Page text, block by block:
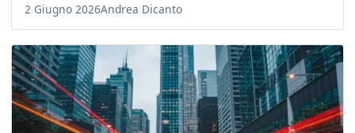
2 Giugno 2026Andrea Dicanto